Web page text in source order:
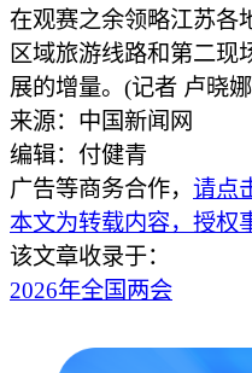
在观赛之余领略江苏各
区域旅游线路和第二现
展的增量。(记者 卢晓
来源：中国新闻网
编辑：付健青
广告等商务合作， 请点
本文为转载内容，授权
该文章收录于：
2026年全国两会